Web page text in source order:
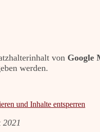
von Google
werden.
und Inhalte entsperren